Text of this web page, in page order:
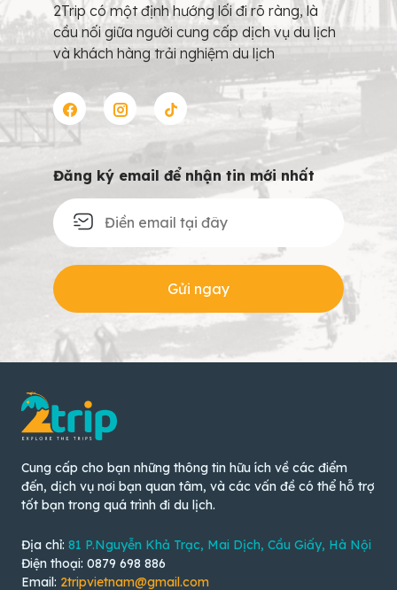
2Trip có một định hướng lối đi rõ ràng, là
cầu nối giữa người cung cấp dịch vụ du lịch
và khách hàng trải nghiệm du lịch
Đăng ký email để nhận tin mới nhất
Gửi ngay
Cung cấp cho bạn những thông tin hữu ích về các điểm
đến, dịch vụ nơi bạn quan tâm, và các vấn đề có thể hỗ trợ
tốt bạn trong quá trình đi du lịch.
Địa chỉ: 81 P.Nguyễn Khả Trạc, Mai Dịch, Cầu Giấy, Hà Nội
Điện thoại: 0879 698 886
Email: 2tripvietnam@gmail.com